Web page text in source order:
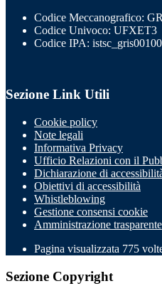
Codice Meccanografico:
Codice Univoco: UFXET3
Codice IPA:
Sezione Link Utili
Cookie policy
Note legali
Informativa Privacy
Ufficio Relazioni con il
Dichiarazione di
Obiettivi di accessibilità
Whistleblowing
Gestione consensi cookie
Amministrazione trasparente
Pagina visualizzata 775
Sezione Copyright